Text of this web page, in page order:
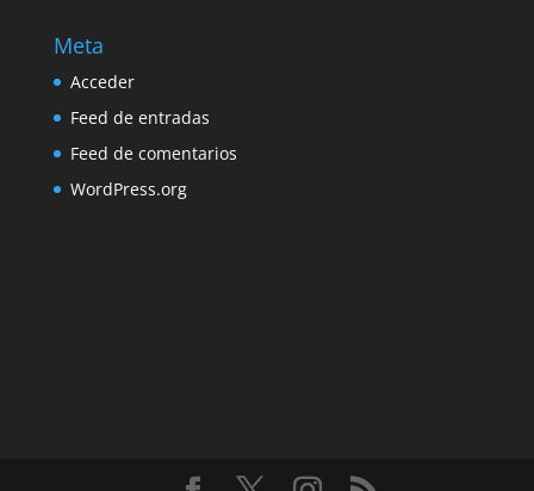
Meta
Acceder
Feed de entradas
Feed de comentarios
WordPress.org